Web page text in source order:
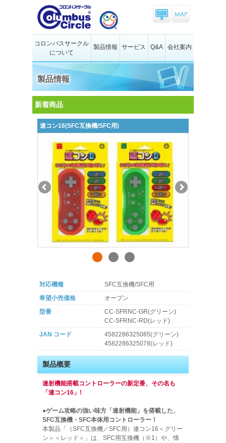
コロンバスサークル
について
製品情報 サービス Q&A 会社案内
製品情報
新着商品
連コン16(SFC互換機/SFC用)
対応機種
SFC互換機/SFC用
希望小売価格
オープン
型番
CC-SFRNC-GR(グリーン)
CC-SFRNC-RD(レッド)
JAN コード
4582286325085(グリーン)
4582286325078(レッド)
製品概要
連射機能搭載コントローラーの新定番、その名も
「連コン16」!
●ゲーム攻略の強い味方「連射機能」を搭載した、
SFC互換機・SFC本体用コントローラー！
本製品「（SFC互換機／SFC用）連コン16＜グリー
ン＞＜レッド＞」は、SFC用互換機（※1）や、懐